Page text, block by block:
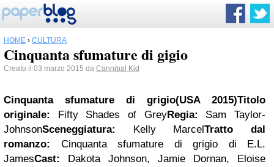
HOME › CULTURA
Cinquanta sfumature di gigio
Creato il 03 marzo 2015 da Cannibal Kid
Cinquanta sfumature di grigio(USA 2015)Titolo
originale:
Fifty Shades of GreyRegia: Sam Taylor-
JohnsonSceneggiatura: Kelly MarcelTratto dal
romanzo:
Cinquanta sfumature di grigio di E.L.
JamesCast:
Dakota Johnson, Jamie Dornan, Eloise